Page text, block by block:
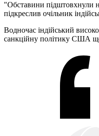
"Обставини підштовхнули
підкреслив очільник
Водночас індійський
санкційну політику США